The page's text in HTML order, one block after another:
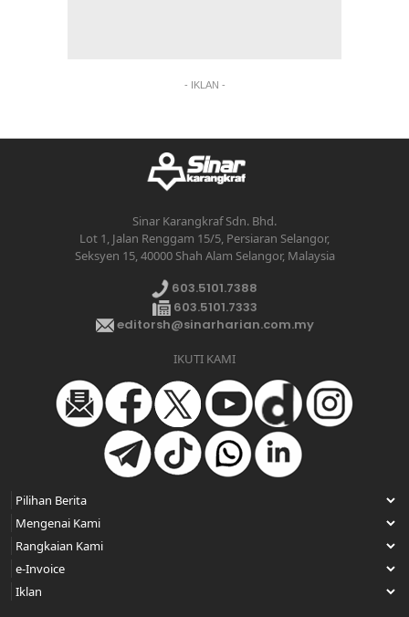
- IKLAN -
Sinar Karangkraf Sdn. Bhd.
Lot 1, Jalan Renggam 15/5, Persiaran Selangor,
Seksyen 15, 40000 Shah Alam Selangor, Malaysia
603.5101.7388
603.5101.7333
editorsh@sinarharian.com.my
IKUTI KAMI